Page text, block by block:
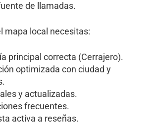
de llamadas.
mapa local necesitas:
principal correcta (Cerrajero).
optimizada con ciudad y
y actualizadas.
frecuentes.
activa a reseñas.